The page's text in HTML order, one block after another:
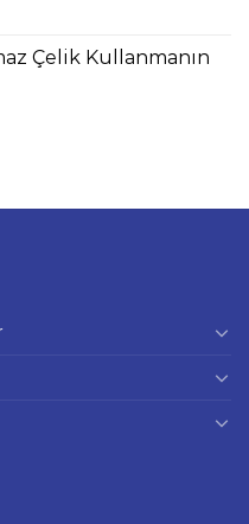
Çelik Kullanmanın